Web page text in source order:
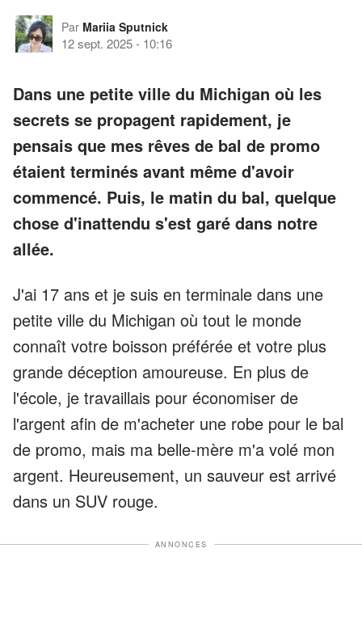
Par Mariia Sputnick
12 sept. 2025- 10:16
Dans une petite ville du Michigan où les
secrets se propagent rapidement, je
pensais que mes rêves de bal de promo
étaient terminés avant même d'avoir
commencé. Puis, le matin du bal, quelque
chose d'inattendu s'est garé dans notre
allée.
J'ai 17 ans et je suis en terminale dans une
petite ville du Michigan où tout le monde
connaît votre boisson préférée et votre plus
grande déception amoureuse. En plus de
l'école, je travaillais pour économiser de
l'argent afin de m'acheter une robe pour le bal
de promo, mais ma belle-mère m'a volé mon
argent. Heureusement, un sauveur est arrivé
dans un SUV rouge.
ANNONCES